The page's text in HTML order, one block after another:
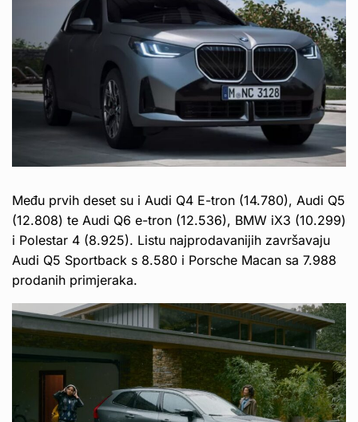
Među prvih deset su i Audi Q4 E-tron (14.780), Audi Q5
(12.808) te Audi Q6 e-tron (12.536), BMW iX3 (10.299)
i Polestar 4 (8.925). Listu najprodavanijih završavaju
Audi Q5 Sportback s 8.580 i Porsche Macan sa 7.988
prodanih primjeraka.